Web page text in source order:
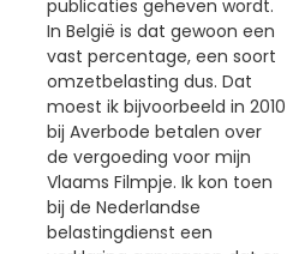
publicaties geheven wordt.
In België is dat gewoon een
vast percentage, een soort
omzetbelasting dus. Dat
moest ik bijvoorbeeld in 2010
bij Averbode betalen over
de vergoeding voor mijn
Vlaams Filmpje. Ik kon toen
bij de Nederlandse
belastingdienst een